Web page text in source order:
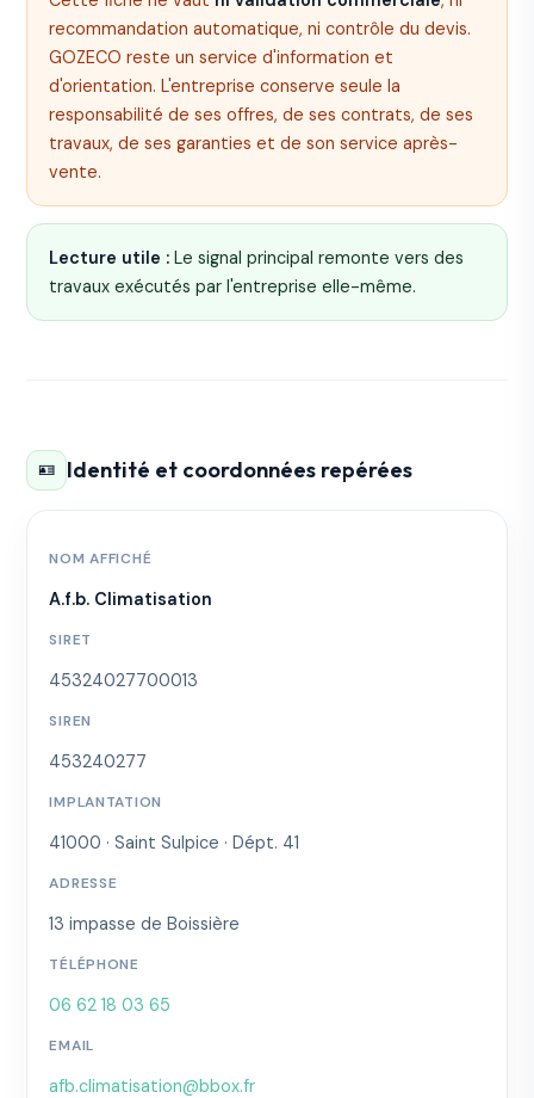
recommandation automatique, ni contrôle du devis.
GOZECO reste un service d'information et
d'orientation. L'entreprise conserve seule la
responsabilité de ses offres, de ses contrats, de ses
travaux, de ses garanties et de son service après-
vente.
Lecture utile : Le signal principal remonte vers des
travaux exécutés par l'entreprise elle-même.
🪪 Identité et coordonnées repérées
NOM AFFICHÉ
A.f.b. Climatisation
SIRET
45324027700013
SIREN
453240277
IMPLANTATION
41000 · Saint Sulpice · Dépt. 41
ADRESSE
13 impasse de Boissière
TÉLÉPHONE
06 62 18 03 65
EMAIL
afb.climatisation@bbox.fr